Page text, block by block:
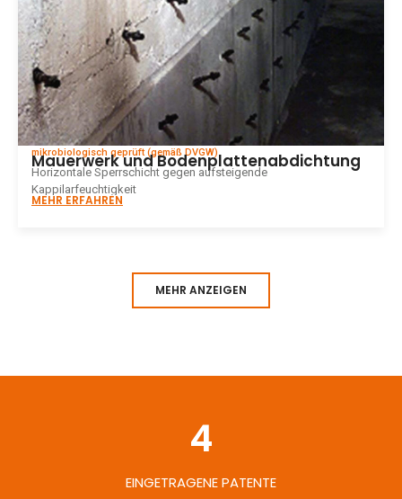
mikrobiologisch geprüft (gemäß DVGW)
Mauerwerk und Bodenplattenabdichtung
Horizontale Sperrschicht gegen aufsteigende
Kappilarfeuchtigkeit
MEHR ERFAHREN
MEHR ANZEIGEN
EINGETRAGENE PATENTE
4